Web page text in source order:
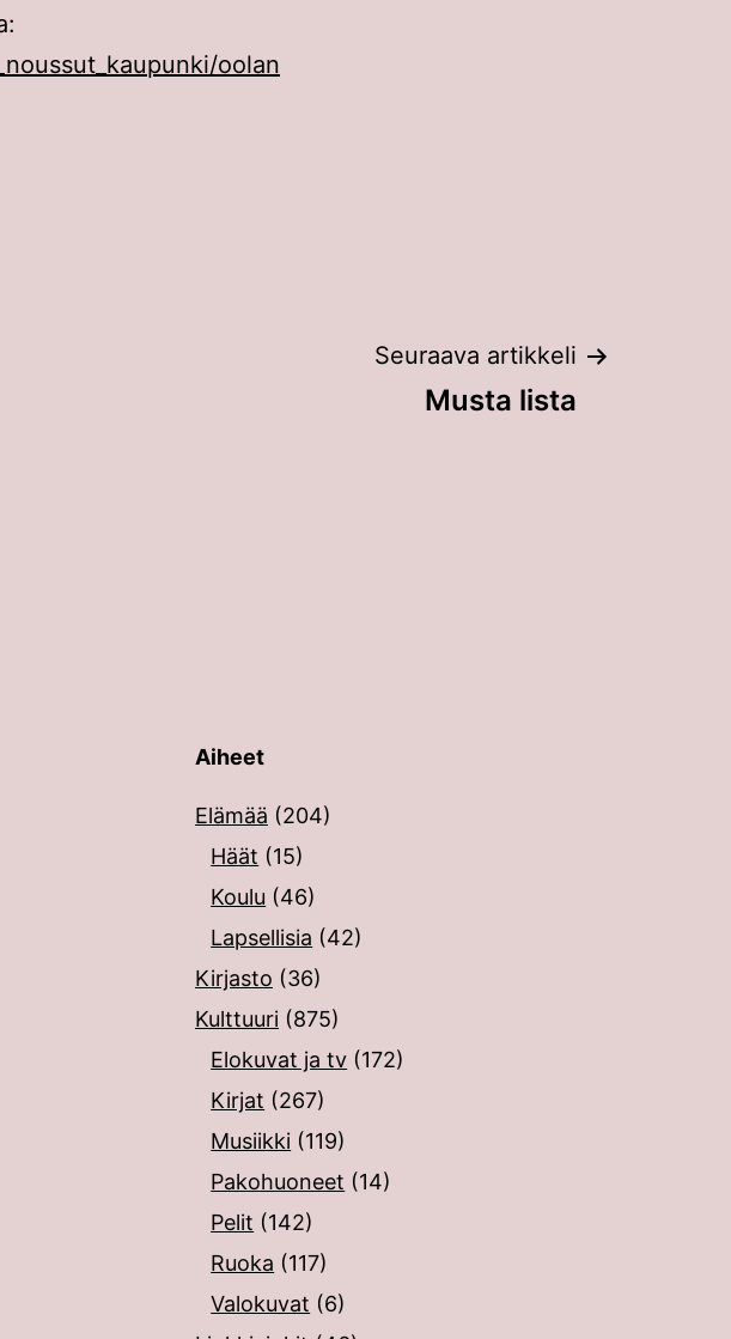
oolan
Seuraava artikkeli
Musta lista
sivulle enterin painalluksella. Kosketusnäytöllisten laitteiden
Aiheet
Elämää (204)
Häät (15)
Koulu (46)
Lapsellisia (42)
Kirjasto (36)
Kulttuuri (875)
Elokuvat ja tv (172)
Kirjat (267)
Musiikki (119)
Pakohuoneet (14)
Pelit (142)
Ruoka (117)
Valokuvat (6)